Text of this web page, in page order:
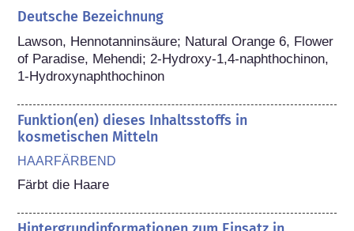
Deutsche Bezeichnung
Lawson, Hennotanninsäure; Natural Orange 6, Flower
of Paradise, Mehendi; 2-Hydroxy-1,4-naphthochinon,
1-Hydroxynaphthochinon
Funktion(en) dieses Inhaltsstoffs in
kosmetischen Mitteln
HAARFÄRBEND
Färbt die Haare